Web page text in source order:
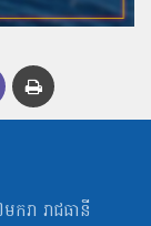
រា រាជធានី